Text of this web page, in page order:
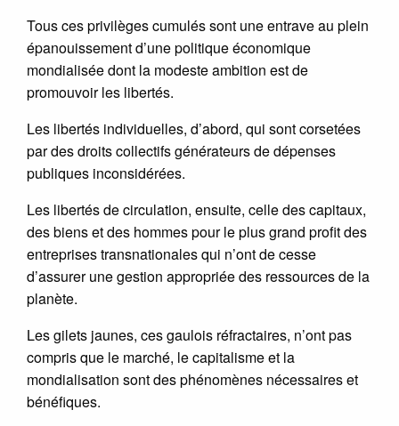
Tous ces privilèges cumulés sont une entrave au plein
épanouissement d’une politique économique
mondialisée dont la modeste ambition est de
promouvoir les libertés.
Les libertés individuelles, d’abord, qui sont corsetées
par des droits collectifs générateurs de dépenses
publiques inconsidérées.
Les libertés de circulation, ensuite, celle des capitaux,
des biens et des hommes pour le plus grand profit des
entreprises transnationales qui n’ont de cesse
d’assurer une gestion appropriée des ressources de la
planète.
Les gilets jaunes, ces gaulois réfractaires, n’ont pas
compris que le marché, le capitalisme et la
mondialisation sont des phénomènes nécessaires et
bénéfiques.